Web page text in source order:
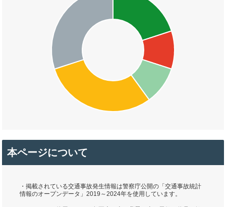
本ページについて
・掲載されている交通事故発生情報は警察庁公開の「交通事故統計
情報のオープンデータ」2019～2024年を使用しています。